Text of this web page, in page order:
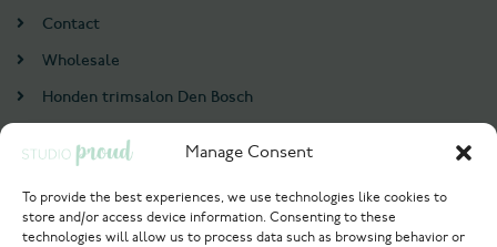
Manage Consent
To provide the best experiences, we use technologies like cookies to
store and/or access device information. Consenting to these
technologies will allow us to process data such as browsing behavior or
Contact
Wholesale
Honden trimsalon Den Bosch
Login / Register